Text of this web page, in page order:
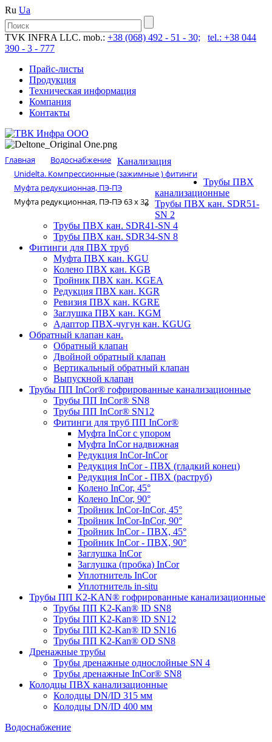
Ru Ua
TVK INFRA LLC. mob.: +38 (068) 492 - 51 - 30;
tel.: +38 044
390 - 3 - 777
Прайс-листы
Продукция
Техническая информация
Компания
Контакты
Главная
Водоснабжение
Unidelta. Компрессионные (зажимные ) фитинги
Муфта редукционная, ПЭ-ПЭ
Муфта редукционная, ПЭ-ПЭ 63 х 32
Канализация
Трубы ПВХ
канализационные
Трубы ПВХ кан. SDR51-
SN 2
Трубы ПВХ кан. SDR41-SN 4
Трубы ПВХ кан. SDR34-SN 8
Фитинги для ПВХ труб
Муфта ПВХ кан. KGU
Колено ПВХ кан. KGB
Тройник ПВХ кан. KGEA
Редукция ПВХ кан. KGR
Ревизия ПВХ кан. KGRE
Заглушка ПВХ кан. KGM
Адаптор ПВХ-чугун кан. KGUG
Обратный клапан кан.
Обратный клапан
Двойной обратный клапан
Вертикальный обратный клапан
Выпускной клапан
Трубы ПП InCor® гофри­рованные канализационные
Трубы ПП InCor® SN8
Трубы ПП InCor® SN12
Фитинги для труб ПП InCor®
Муфта InCor с упором
Муфта InCor надвижная
Редукция InCor-InCor
Редукция InCor - ПВХ (гладкий конец)
Редукция InCor - ПВХ (раструб)
Колено InCor, 45°
Колено InCor, 90°
Тройник InCor-InCor, 45°
Тройник InCor-InCor, 90°
Тройник InCor - ПВХ, 45°
Тройник InCor - ПВХ, 90°
Заглушка InCor
Заглушка (пробка) InCor
Уплотнитель InCor
Уплотнитель in-situ
Трубы ПП K2-KAN® гофри­рованные канализационные
Трубы ПП K2-Kan® ID SN8
Трубы ПП K2-Kan® ID SN12
Трубы ПП K2-Kan® ID SN16
Трубы ПП K2-Kan® OD SN8
Дренажные трубы
Трубы дренажные однослойные SN 4
Трубы дренажные InCor® SN8
Колодцы ПВХ канализационные
Колодцы DN/ID 315 мм
Колодцы DN/ID 400 мм
Водоснабжение